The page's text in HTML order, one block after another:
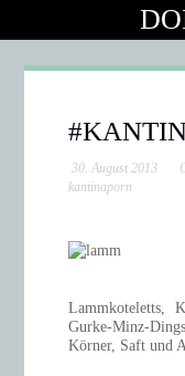
30. August 2013
kantinaporn
Lammkoteletts,
Gurke-Minz-
Körner, Saft und